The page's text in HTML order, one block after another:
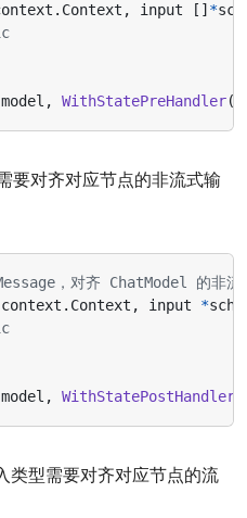
. Context , input [] *
model , WithStatePreHandler(
要对齐对应节点的非流式输
，对齐 ChatModel 的非流
context . Context , input *
model , WithStatePostHandler
型需要对齐对应节点的流